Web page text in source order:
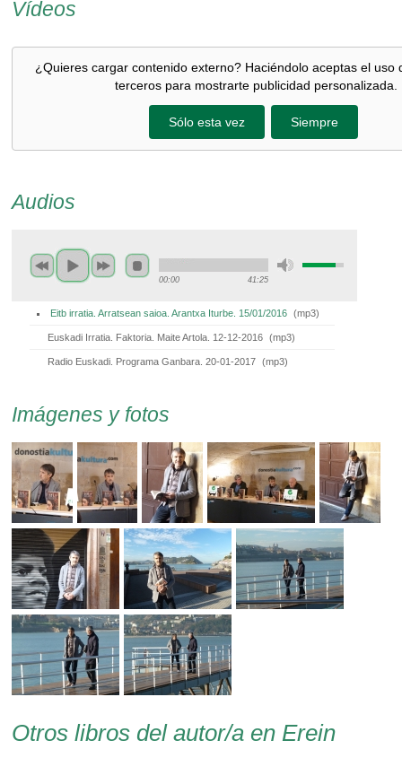
Vídeos
¿Quieres cargar contenido externo? Haciéndolo aceptas el uso
terceros para mostrarte publicidad personalizada.
Sólo esta vez Siempre
Audios
00:00 41:25
Eitb irratia. Arratsean saioa. Arantxa Iturbe. 15/01/2016 (mp3)
Euskadi Irratia. Faktoria. Maite Artola. 12-12-2016 (mp3)
Radio Euskadi. Programa Ganbara. 20-01-2017 (mp3)
Imágenes y fotos
Otros libros del autor/a en Erein